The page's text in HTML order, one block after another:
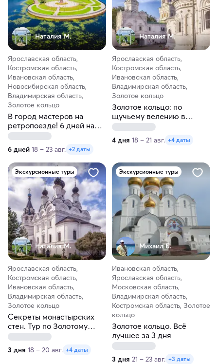
Наталия М.
Ярославская область,
Костромская область,
Ивановская область,
Новосибирская область,
Владимирская область,
Золотое кольцо
В город мастеров на
ретропоезде! 6 дней на
Золотом кольце
6 дней 18 – 23 авг. +2 даты
Наталия М.
Ярославская область,
Костромская область,
Ивановская область,
Владимирская область,
Золотое кольцо
Золотое кольцо: по
щучьему велению в
боярские владения!
4 дня 18 – 21 авг. +4 даты
Экскурсионные туры
Наталия М.
Ярославская область,
Костромская область,
Ивановская область,
Владимирская область,
Золотое кольцо
Секреты монастырских
стен. Тур по Золотому
кольцу
3 дня 18 – 20 авг. +4 даты
Экскурсионные туры
Михаил Б.
Ивановская область,
Ярославская область,
Московская область,
Владимирская область,
Костромская область, Золотое
кольцо
Золотое кольцо. Всё
лучшее за 3 дня
3 дня 21 – 23 авг. +3 даты